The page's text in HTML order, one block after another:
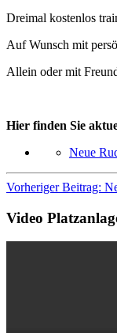
Dreimal kostenlos
Auf Wunsch mit
Allein oder mit
Hier finden Sie
Neue
Vorheriger Beitrag:
Video